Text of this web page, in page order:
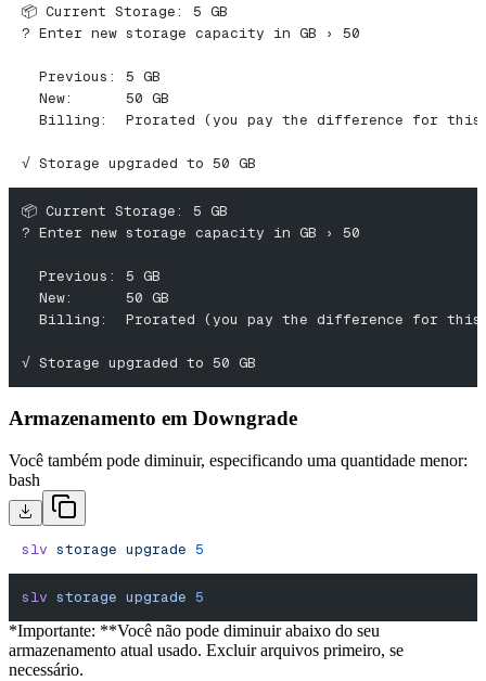
📦 Current Storage: 5 GB
? Enter new storage capacity in GB › 50
  Previous: 5 GB
  New:      50 GB
Billing:  Prorated (you pay the difference for
√ Storage upgraded to 50 GB
📦 Current Storage: 5 GB
? Enter new storage capacity in GB › 50
  Previous: 5 GB
  New:      50 GB
Billing:  Prorated (you pay the difference for
√ Storage upgraded to 50 GB
Armazenamento em Downgrade
Você também pode diminuir, especificando uma quantidade menor:
bash
slv storage upgrade 5
slv storage upgrade 5
*Importante: **Você não pode diminuir abaixo do seu
armazenamento atual usado. Excluir arquivos primeiro, se
necessário.